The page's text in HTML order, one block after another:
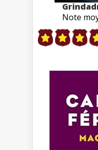
Note